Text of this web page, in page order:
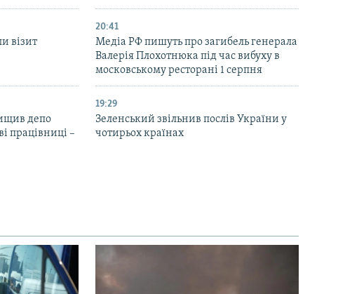
візит
20:41
Медіа РФ пишуть про загибель генерала
Валерія Плохотнюка під час вибуху в
московському ресторані 1 серпня
депо
працівниці –
19:29
Зеленський звільнив послів України у
чотирьох країнах